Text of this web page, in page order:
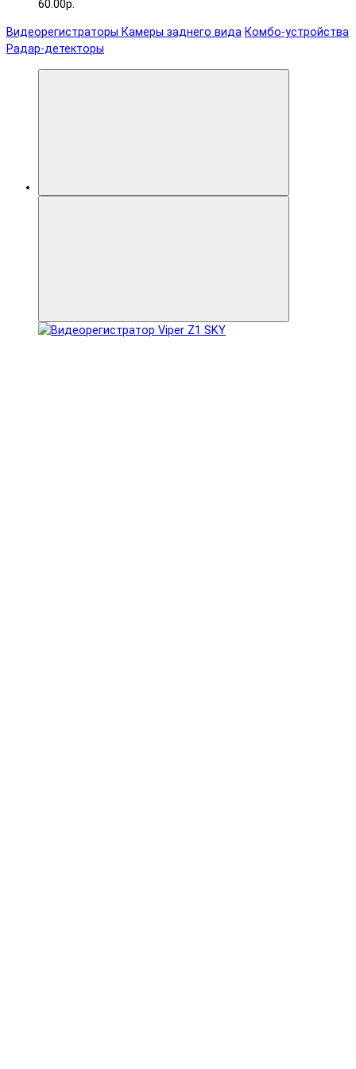
60.00р.
Видеорегистраторы Камеры заднего вида Комбо-устройства
Радар-детекторы